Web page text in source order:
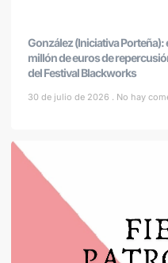
González (Iniciativa
millón de euros de
del Festival Blackworks
30 de julio de 2026 No hay